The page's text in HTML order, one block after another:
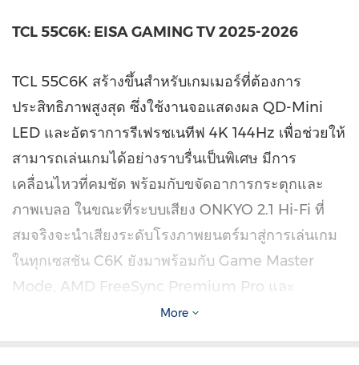
TCL 55C6K: EISA GAMING TV 2025-2026
TCL 55C6K สร้างขึ้นสำหรับเกมเมอร์ที่ต้องการ
ประสิทธิภาพสูงสุด ซึ่งใช้งานจอแสดงผล QD-Mini
LED และอัตราการรีเฟรชเนทีฟ 4K 144Hz เพื่อช่วยให้
สามารถเล่นเกมได้อย่างราบรื่นเป็นพิเศษ มีการ
เคลื่อนไหวที่คมชัด พร้อมกับขจัดอาการกระตุกและ
ภาพเบลอ ในขณะที่ระบบเสียง ONKYO 2.1 Hi-Fi ที่
สมจริงจะนำเสียงระดับโรงภาพยนตร์มาสู่การเล่นเกม
ในทุกเซสชัน C6K ยังมาพร้อมกับ Game Master
Mode, AMD FreeSync Premium Pro และ
SuperWide GameView เพื่อมอบชุดคุณสมบัติที่ปรับ
More